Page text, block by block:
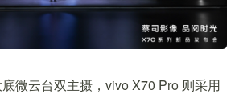
微云台双主摄，vivo X70 Pro 则采用